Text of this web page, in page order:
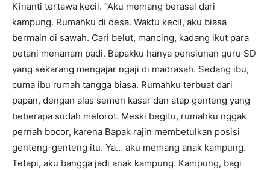
Kinanti tertawa kecil. “Aku memang berasal dari
kampung. Rumahku di desa. Waktu kecil, aku biasa
bermain di sawah. Cari belut, mancing, kadang ikut para
petani menanam padi. Bapakku hanya pensiunan guru SD
yang sekarang mengajar ngaji di madrasah. Sedang ibu,
cuma ibu rumah tangga biasa. Rumahku terbuat dari
papan, dengan alas semen kasar dan atap genteng yang
beberapa sudah melorot. Meski begitu, rumahku nggak
pernah bocor, karena Bapak rajin membetulkan posisi
genteng-genteng itu. Ya… aku memang anak kampung.
Tetapi, aku bangga jadi anak kampung. Kampung, bagi